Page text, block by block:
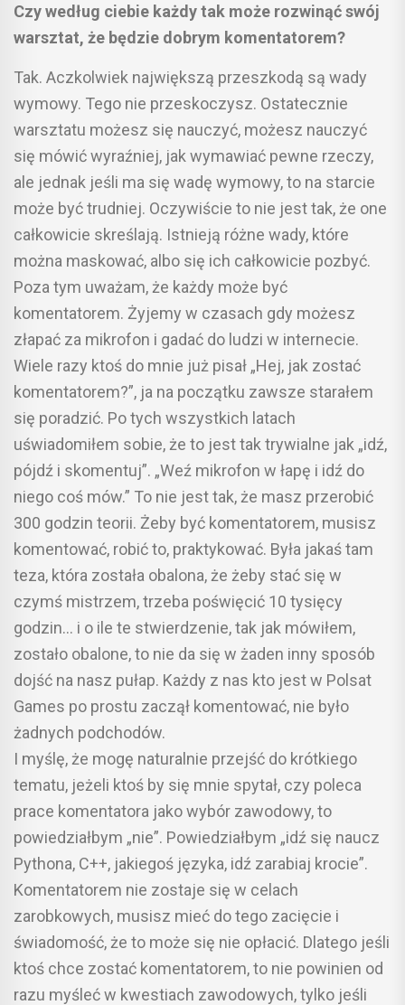
Czy według ciebie każdy tak może rozwinąć swój
warsztat, że będzie dobrym komentatorem?
Tak. Aczkolwiek największą przeszkodą są wady
wymowy. Tego nie przeskoczysz. Ostatecznie
warsztatu możesz się nauczyć, możesz nauczyć
się mówić wyraźniej, jak wymawiać pewne rzeczy,
ale jednak jeśli ma się wadę wymowy, to na starcie
może być trudniej. Oczywiście to nie jest tak, że one
całkowicie skreślają. Istnieją różne wady, które
można maskować, albo się ich całkowicie pozbyć.
Poza tym uważam, że każdy może być
komentatorem. Żyjemy w czasach gdy możesz
złapać za mikrofon i gadać do ludzi w internecie.
Wiele razy ktoś do mnie już pisał „Hej, jak zostać
komentatorem?”, ja na początku zawsze starałem
się poradzić. Po tych wszystkich latach
uświadomiłem sobie, że to jest tak trywialne jak „idź,
pójdź i skomentuj”. „Weź mikrofon w łapę i idź do
niego coś mów.” To nie jest tak, że masz przerobić
300 godzin teorii. Żeby być komentatorem, musisz
komentować, robić to, praktykować. Była jakaś tam
teza, która została obalona, że żeby stać się w
czymś mistrzem, trzeba poświęcić 10 tysięcy
godzin… i o ile te stwierdzenie, tak jak mówiłem,
zostało obalone, to nie da się w żaden inny sposób
dojść na nasz pułap. Każdy z nas kto jest w Polsat
Games po prostu zaczął komentować, nie było
żadnych podchodów.
I myślę, że mogę naturalnie przejść do krótkiego
tematu, jeżeli ktoś by się mnie spytał, czy poleca
prace komentatora jako wybór zawodowy, to
powiedziałbym „nie”. Powiedziałbym „idź się naucz
Pythona, C++, jakiegoś języka, idź zarabiaj krocie”.
Komentatorem nie zostaje się w celach
zarobkowych, musisz mieć do tego zacięcie i
świadomość, że to może się nie opłacić. Dlatego jeśli
ktoś chce zostać komentatorem, to nie powinien od
razu myśleć w kwestiach zawodowych, tylko jeśli